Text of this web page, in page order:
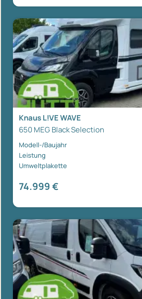
Knaus L!VE WAVE
650 MEG Black Selection
Modell-/Baujahr
Leistung
Umweltplakette
74.999 €